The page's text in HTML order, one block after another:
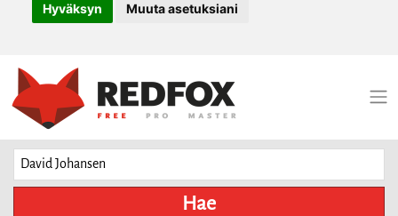
Hyväksyn Muuta asetuksiani
Hae